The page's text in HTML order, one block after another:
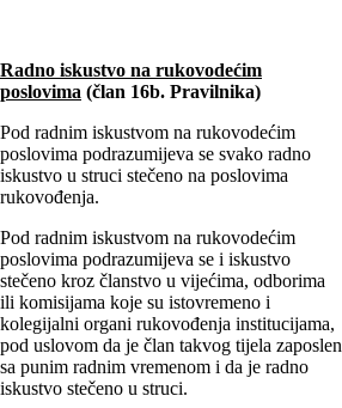
Radno iskustvo na rukovodećim
poslovima (član 16b. Pravilnika)
Pod radnim iskustvom na rukovodećim
poslovima podrazumijeva se svako radno
iskustvo u struci stečeno na poslovima
rukovođenja.
Pod radnim iskustvom na rukovodećim
poslovima podrazumijeva se i iskustvo
stečeno kroz članstvo u vijećima, odborima
ili komisijama koje su istovremeno i
kolegijalni organi rukovođenja institucijama,
pod uslovom da je član takvog tijela zaposlen
sa punim radnim vremenom i da je radno
iskustvo stečeno u struci.